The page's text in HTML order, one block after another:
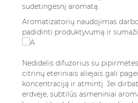
sudėtingesnį aromatą.
Aromatizatorių naudojimas
padidinti produktyvumą ir
Nedidelis difuzorius su
citrinų eteriniais aliejais gali
koncentraciją ir atmintį. Jei
erdvėje, subtilūs asmeniniai